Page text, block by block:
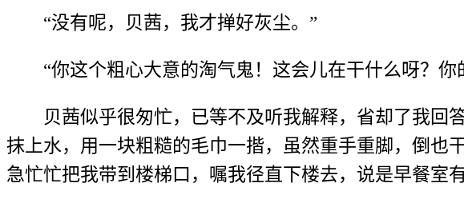
“没有呢，贝茜，我才掸好灰尘。”
“你这个粗心大意的淘气鬼！这会儿在干什么呀？
贝茜似乎很匆忙，已等不及听我解释，省却了我回
抹上水，用一块粗糙的毛巾一揩，虽然重手重脚，倒也
急忙忙把我带到楼梯口，嘱我径直下楼去，说是早餐室有